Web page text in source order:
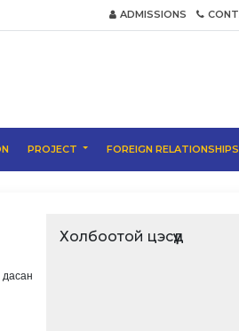
ADMISSIONS
PROJECT FOREIGN RELATIONSHIPS
Холбоотой цэсүүд